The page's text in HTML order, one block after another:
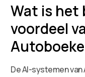
Wat is het
voordeel
De AI-systemen